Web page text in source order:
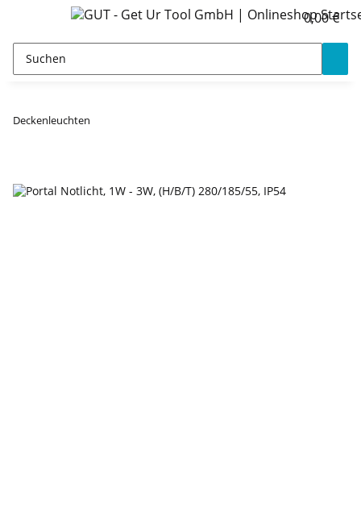
0,00 €
Deckenleuchten